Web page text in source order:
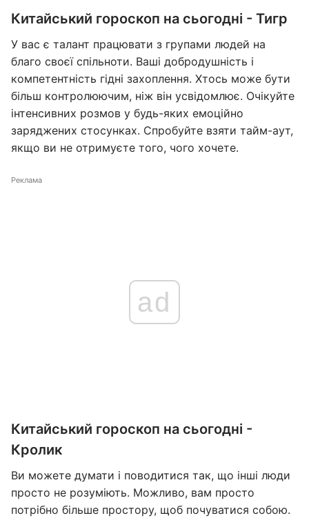
Китайський гороскоп на сьогодні - Тигр
У вас є талант працювати з групами людей на
благо своєї спільноти. Ваші добродушність і
компетентність гідні захоплення. Хтось може бути
більш контролюючим, ніж він усвідомлює. Очікуйте
інтенсивних розмов у будь-яких емоційно
заряджених стосунках. Спробуйте взяти тайм-аут,
якщо ви не отримуєте того, чого хочете.
Реклама
ad
Китайський гороскоп на сьогодні -
Кролик
Ви можете думати і поводитися так, що інші люди
просто не розуміють. Можливо, вам просто
потрібно більше простору, щоб почуватися собою.